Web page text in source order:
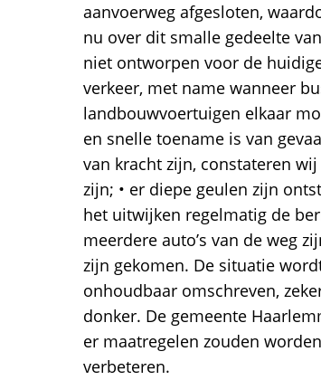
aanvoerweg afgesloten,
nu over dit smalle gedeelte
niet ontworpen voor de
verkeer, met name wanneer
landbouwvoertuigen elkaar
en snelle toename is van
van kracht zijn, constateren
zijn; • er diepe geulen zijn
het uitwijken regelmatig de
meerdere auto’s van de weg
zijn gekomen. De situatie
onhoudbaar omschreven,
donker. De gemeente
er maatregelen zouden
verbeteren.